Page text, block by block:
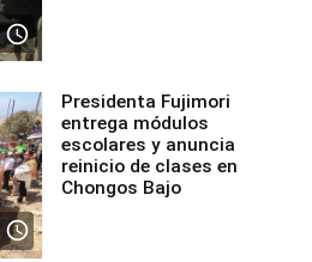
access_time
access_time
Presidenta Fujimori
entrega módulos
escolares y anuncia
reinicio de clases en
Chongos Bajo